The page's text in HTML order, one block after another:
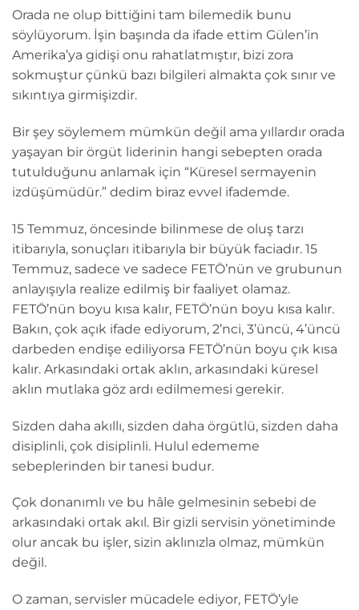
Orada ne olup bittiğini tam bilemedik bunu
söylüyorum. İşin başında da ifade ettim Gülen’in
Amerika’ya gidişi onu rahatlatmıştır, bizi zora
sokmuştur çünkü bazı bilgileri almakta çok sınır ve
sıkıntıya girmişizdir.
Bir şey söylemem mümkün değil ama yıllardır orada
yaşayan bir örgüt liderinin hangi sebepten orada
tutulduğunu anlamak için “Küresel sermayenin
izdüşümüdür.” dedim biraz evvel ifademde.
15 Temmuz, öncesinde bilinmese de oluş tarzı
itibarıyla, sonuçları itibarıyla bir büyük faciadır. 15
Temmuz, sadece ve sadece FETÖ’nün ve grubunun
anlayışıyla realize edilmiş bir faaliyet olamaz.
FETÖ’nün boyu kısa kalır, FETÖ’nün boyu kısa kalır.
Bakın, çok açık ifade ediyorum, 2’nci, 3’üncü, 4’üncü
darbeden endişe ediliyorsa FETÖ’nün boyu çık kısa
kalır. Arkasındaki ortak aklın, arkasındaki küresel
aklın mutlaka göz ardı edilmemesi gerekir.
Sizden daha akıllı, sizden daha örgütlü, sizden daha
disiplinli, çok disiplinli. Hulul edememe
sebeplerinden bir tanesi budur.
Çok donanımlı ve bu hâle gelmesinin sebebi de
arkasındaki ortak akıl. Bir gizli servisin yönetiminde
olur ancak bu işler, sizin aklınızla olmaz, mümkün
değil.
O zaman, servisler mücadele ediyor, FETÖ’yle